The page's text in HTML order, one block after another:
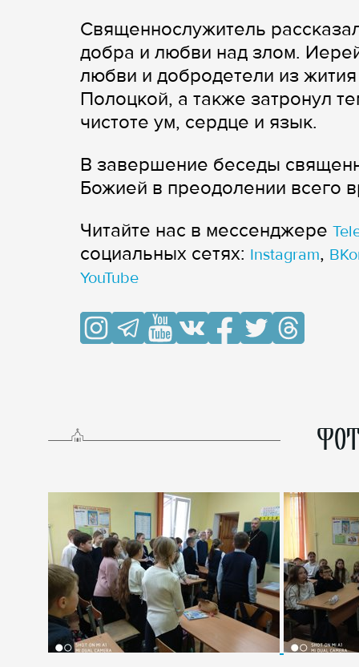
Священнослужитель
добра и любви над злом.
любви и добродетели из
Полоцкой, а также затронул
чистоте ум, сердце и язык.
В завершение беседы
Божией в преодолении всего
Читайте нас в мессенджере
cоциальных сетях: Instagram,
YouTube